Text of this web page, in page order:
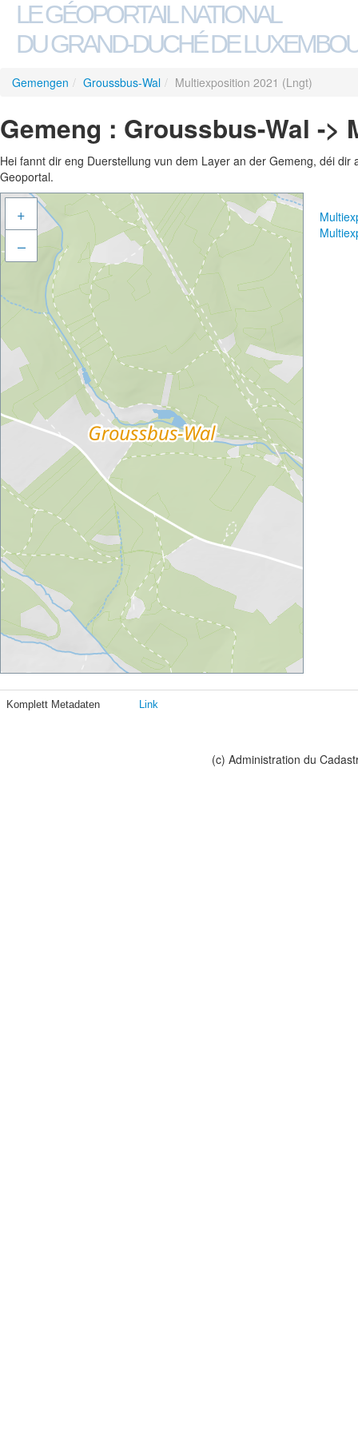
LE GÉOPORTAIL NATIONAL
DU GRAND-DUCHÉ DE
Gemengen / Groussbus-Wal / Multiexposition 2021 (Lngt)
Gemeng : Groussbus-Wal ->
Hei fannt dir eng Duerstellung vun dem Layer an der Gemeng, déi
Geoportal.
+
–
Komplett Metadaten Link
(c) Administration du